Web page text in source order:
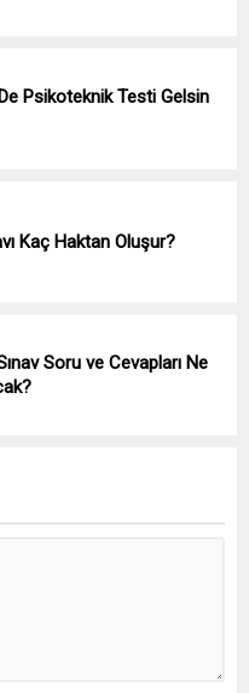
Psikoteknik Testi Gelsin
Kaç Haktan Oluşur?
Soru ve Cevapları Ne